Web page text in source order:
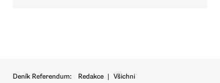
Deník Referendum: Redakce | Všichni